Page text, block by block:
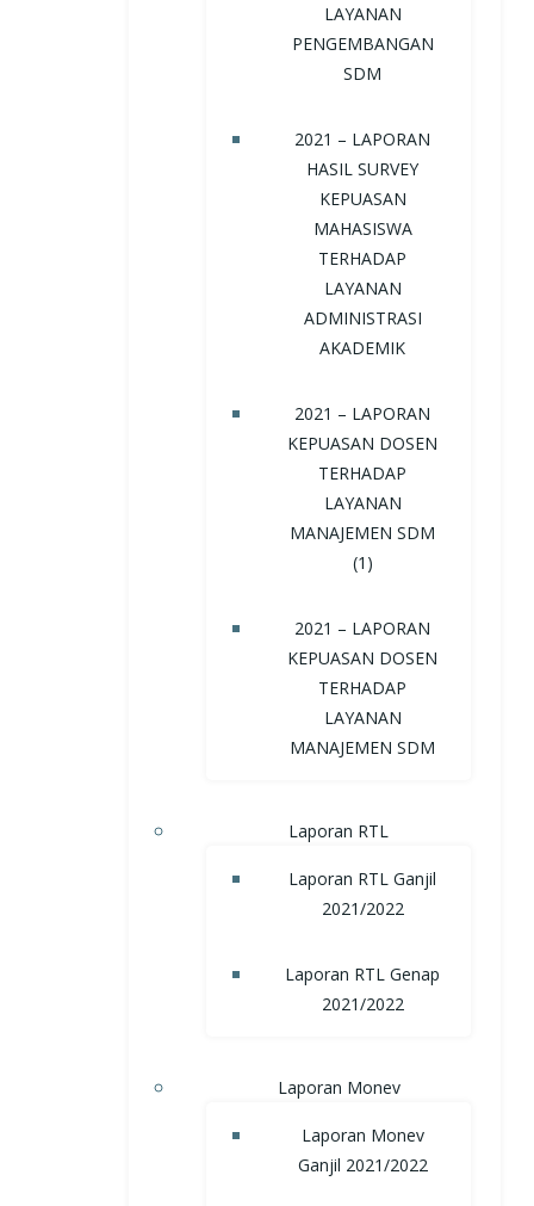
LAYANAN
PENGEMBANGAN
SDM
2021 – LAPORAN
HASIL SURVEY
KEPUASAN
MAHASISWA
TERHADAP
LAYANAN
ADMINISTRASI
AKADEMIK
2021 – LAPORAN
KEPUASAN DOSEN
TERHADAP
LAYANAN
MANAJEMEN SDM
(1)
2021 – LAPORAN
KEPUASAN DOSEN
TERHADAP
LAYANAN
MANAJEMEN SDM
Laporan RTL
Laporan RTL Ganjil
2021/2022
Laporan RTL Genap
2021/2022
Laporan Monev
Laporan Monev
Ganjil 2021/2022